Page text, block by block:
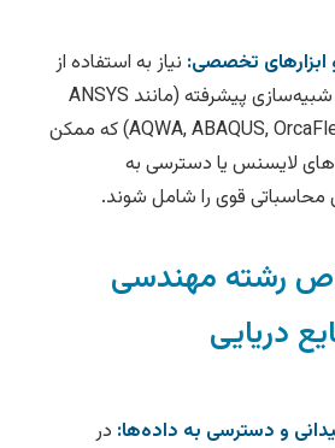
و ابزارهای تخصصی: نیاز به استفاده از
نرم‌افزارهای شبیه‌سازی پیشرفته (مانند ANSYS
AQWA, ABAQUS, OrcaFlex, MOSES) که ممکن
لایسنس یا دسترسی به
قوی را شامل شوند.
رشته مهندسی
دریایی
و دسترسی به داده‌ها: در